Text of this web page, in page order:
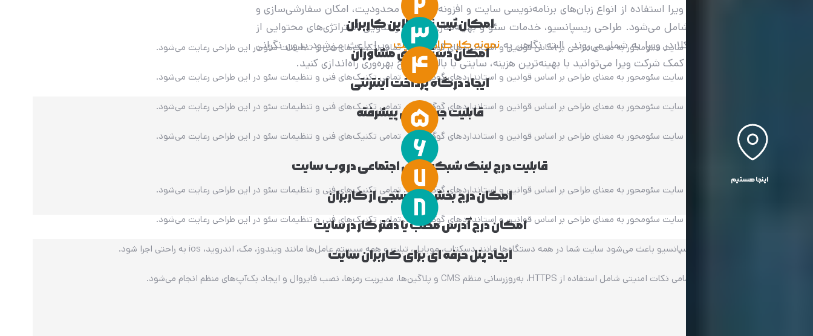
امکانات طراحی سایت مشاوره ویرا استفاده از انواع زبان‌های برنامه‌نویسی سایت و افزونه‌ها بدون محدودیت، امکان سفارشی‌سازی و
طراحی شخصی رابط کاربری را شامل می‌شود. طراحی ریسپانسیو، خدمات سئو و بهینه‌سازی سایت و تدوین استراتژی‌های محتوایی از
دیگر امکانات طراحی سایت وکلا در ویرا به شمار می‌روند. البته نگاهی بهنمونه کار طراحی سایتویرا باعث می‌شود بدون نگرانی
پروژه خود را به ما بسپارید. به کمک شرکت ویرا می‌توانید با بهینه‌ترین هزینه، سایتی با بالاترین نرخ بهره‌وری راه‌اندازی کنید.
امکان ثبت نام آنلاین کاربران
سایت سئومحور به معنای طراحی بر اساس قوانین و استانداردهای گوگل است. تمامی تکنیک‌های فنی و تنظیمات سئو در این طراحی رعایت می‌شود.
امکان دسته بندی مشاوران
سایت سئومحور به معنای طراحی بر اساس قوانین و استانداردهای گوگل است. تمامی تکنیک‌های فنی و تنظیمات سئو در این طراحی رعایت می‌شود.
ایجاد درگاه پرداخت اینترنتی
سایت سئومحور به معنای طراحی بر اساس قوانین و استانداردهای گوگل است. تمامی تکنیک‌های فنی و تنظیمات سئو در این طراحی رعایت می‌شود.
قابلیت جستجوی پیشرفته
سایت سئومحور به معنای طراحی بر اساس قوانین و استانداردهای گوگل است. تمامی تکنیک‌های فنی و تنظیمات سئو در این طراحی رعایت می‌شود.
قابلیت درج لینک شبکه های اجتماعی در وب سایت
سایت سئومحور به معنای طراحی بر اساس قوانین و استانداردهای گوگل است. تمامی تکنیک‌های فنی و تنظیمات سئو در این طراحی رعایت می‌شود.
امکان درج بخش نظرسنجی از کاربران
سایت سئومحور به معنای طراحی بر اساس قوانین و استانداردهای گوگل است. تمامی تکنیک‌های فنی و تنظیمات سئو در این طراحی رعایت می‌شود.
امکان درج آدرس مطب یا دفتر کار در سایت
طراحی ریسپانسیو باعث می‌شود سایت شما در همه دستگاه‌ها مانند دسکتاپ، موبایل، تبلت و همه سیستم عامل‌‌ها مانند ویندوز، مک، اندروید، ios به راحتی اجرا شود.
ایجاد پنل حرفه ای برای کاربران سایت
تمامی نکات امنیتی شامل استفاده از HTTPS، به‌روزرسانی منظم CMS و پلاگین‌ها، مدیریت رمزها، نصب فایروال و ایجاد بک‌آپ‌های منظم انجام می‌شود.
اینجا هستیم